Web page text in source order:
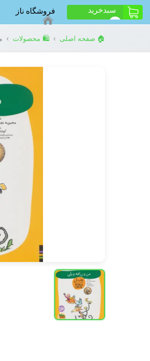
سبد‌خرید فروشگاه ناز
🏠 صفحه اصلی › 🛍️ محصولات ›